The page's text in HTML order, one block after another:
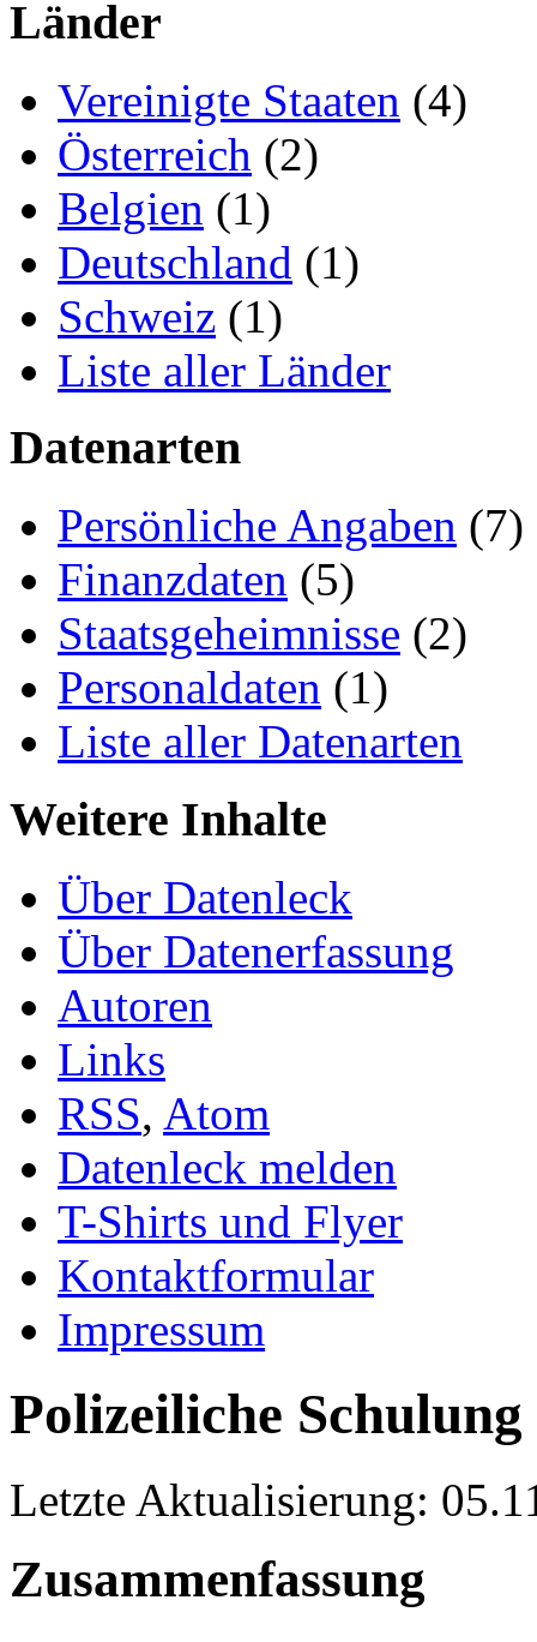
Länder
Vereinigte Staaten (4)
Österreich (2)
Belgien (1)
Deutschland (1)
Schweiz (1)
Liste aller Länder
Datenarten
Persönliche Angaben (7)
Finanzdaten (5)
Staatsgeheimnisse (2)
Personaldaten (1)
Liste aller Datenarten
Weitere Inhalte
Über Datenleck
Über Datenerfassung
Autoren
Links
RSS, Atom
Datenleck melden
T-Shirts und Flyer
Kontaktformular
Impressum
Polizeiliche
Letzte Aktualisierung:
Zusammenfassung